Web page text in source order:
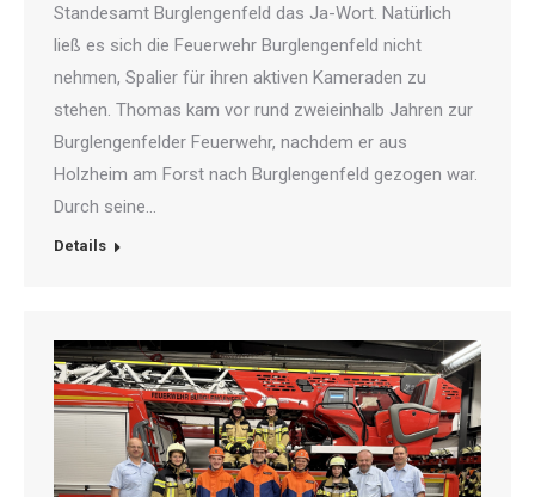
Standesamt Burglengenfeld das Ja-Wort. Natürlich
ließ es sich die Feuerwehr Burglengenfeld nicht
nehmen, Spalier für ihren aktiven Kameraden zu
stehen. Thomas kam vor rund zweieinhalb Jahren zur
Burglengenfelder Feuerwehr, nachdem er aus
Holzheim am Forst nach Burglengenfeld gezogen war.
Durch seine…
Details